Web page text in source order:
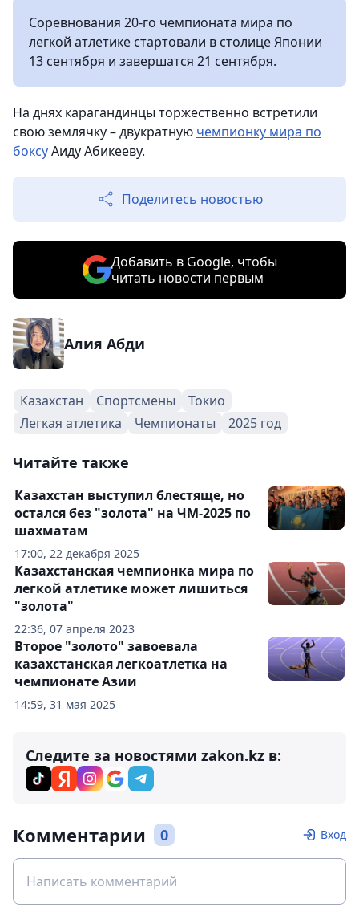
Соревнования 20-го чемпионата мира по
легкой атлетике стартовали в столице Японии
13 сентября и завершатся 21 сентября.
На днях карагандинцы торжественно встретили
свою землячку – двукратную чемпионку мира по
боксуАиду Абикееву.
Поделитесь новостью
Добавить в Google, чтобы
читать новости первым
Алия Абди
Казахстан Спортсмены
Токио
Легкая атлетика
Чемпионаты 2025 год
Читайте также
17:00, 22 декабря 2025
Казахстан выступил блестяще, но
остался без "золота" на ЧМ-2025 по
шахматам
22:36, 07 апреля 2023
Казахстанская чемпионка мира по
легкой атлетике может лишиться
"золота"
14:59, 31 мая 2025
Второе "золото" завоевала
казахстанская легкоатлетка на
чемпионате Азии
Следите за новостями zakon.kz в:
Комментарии 0 Вход